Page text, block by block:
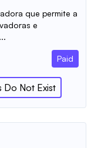
que permite a
e
Paid
Do Not Exist